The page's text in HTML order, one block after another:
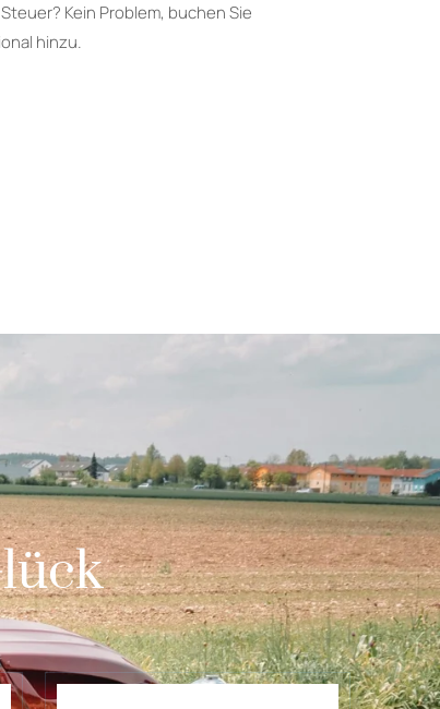
Kein Problem, buchen Sie
hinzu.